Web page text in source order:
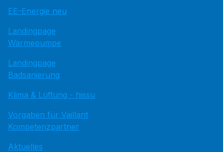
EE-Energie neu
Landingpage
Wärmepumpe
Landingpage
Badsanierung
Klima & Lüftung - hissu
Vorgaben für Vaillant
Kompetenzpartner
Aktuelles